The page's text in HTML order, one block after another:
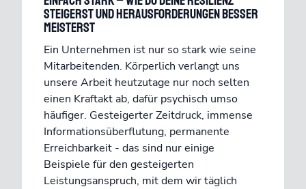
steigerst und Herausforderungen besser
meisterst
Ein Unternehmen ist nur so stark wie seine
Mitarbeitenden. Körperlich verlangt uns
unsere Arbeit heutzutage nur noch selten
einen Kraftakt ab, dafür psychisch umso
häufiger. Gesteigerter Zeitdruck, immense
Informationsüberflutung, permanente
Erreichbarkeit - das sind nur einige
Beispiele für den gesteigerten
Leistungsanspruch, mit dem wir täglich